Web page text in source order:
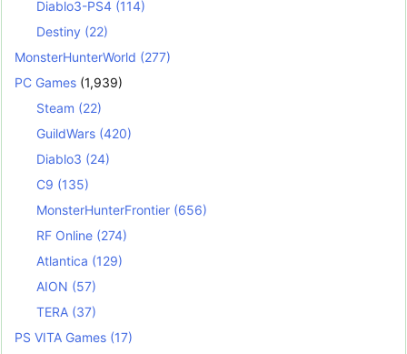
Diablo3-PS4 (114)
Destiny (22)
MonsterHunterWorld (277)
PC Games (1,939)
Steam (22)
GuildWars (420)
Diablo3 (24)
C9 (135)
MonsterHunterFrontier (656)
RF Online (274)
Atlantica (129)
AION (57)
TERA (37)
PS VITA Games (17)